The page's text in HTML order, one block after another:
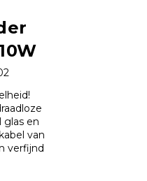
glas en
van
verfijnd